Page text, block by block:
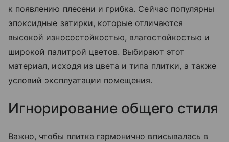
к появлению плесени и грибка. Сейчас популярны
эпоксидные затирки, которые отличаются
высокой износостойкостью, влагостойкостью и
широкой палитрой цветов. Выбирают этот
материал, исходя из цвета и типа плитки, а также
условий эксплуатации помещения.
Игнорирование общего стиля
Важно, чтобы плитка гармонично вписывалась в